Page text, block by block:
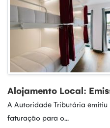
Alojamento Local:
A Autoridade Tributária
faturação para o...